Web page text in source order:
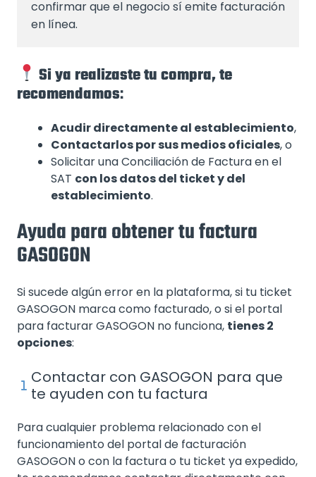
confirmar que el negocio sí emite facturación
en línea.
Si ya realizaste tu compra, te
recomendamos:
Acudir directamente al establecimiento,
Contactarlos por sus medios oficiales, o
Solicitar una Conciliación de Factura en el
SAT con los datos del ticket y del
establecimiento.
Ayuda para obtener tu factura
GASOGON
Si sucede algún error en la plataforma, si tu ticket
GASOGON marca como facturado, o si el portal
para facturar GASOGON no funciona, tienes 2
opciones:
Contactar con GASOGON para que
te ayuden con tu factura
Para cualquier problema relacionado con el
funcionamiento del portal de facturación
GASOGON o con la factura o tu ticket ya expedido,